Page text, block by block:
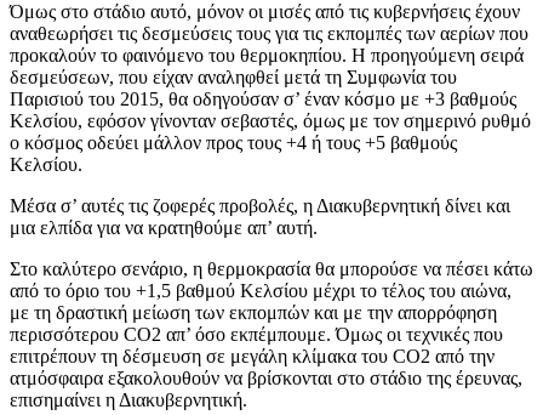
Όμως στο στάδιο αυτό, μόνον οι μισές από τις κυβερνήσεις έχουν
αναθεωρήσει τις δεσμεύσεις τους για τις εκπομπές των αερίων που
προκαλούν το φαινόμενο του θερμοκηπίου. Η προηγούμενη σειρά
δεσμεύσεων, που είχαν αναληφθεί μετά τη Συμφωνία του
Παρισιού του 2015, θα οδηγούσαν σ’ έναν κόσμο με +3 βαθμούς
Κελσίου, εφόσον γίνονταν σεβαστές, όμως με τον σημερινό ρυθμό
ο κόσμος οδεύει μάλλον προς τους +4 ή τους +5 βαθμούς
Κελσίου.
Μέσα σ’ αυτές τις ζοφερές προβολές, η Διακυβερνητική δίνει και
μια ελπίδα για να κρατηθούμε απ’ αυτή.
Στο καλύτερο σενάριο, η θερμοκρασία θα μπορούσε να πέσει κάτω
από το όριο του +1,5 βαθμού Κελσίου μέχρι το τέλος του αιώνα,
με τη δραστική μείωση των εκπομπών και με την απορρόφηση
περισσότερου CO2 απ’ όσο εκπέμπουμε. Όμως οι τεχνικές που
επιτρέπουν τη δέσμευση σε μεγάλη κλίμακα του CO2 από την
ατμόσφαιρα εξακολουθούν να βρίσκονται στο στάδιο της έρευνας,
επισημαίνει η Διακυβερνητική.